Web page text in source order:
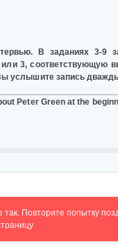
В заданиях 3-9
или 3,соответствующую
услышите запись
Peter Green at the
of working in Hollywood.
quite rich people.
так. Повторите попытку